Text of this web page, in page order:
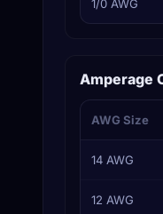
1/0 AWG
Amperage
AWG Size
14 AWG
12 AWG